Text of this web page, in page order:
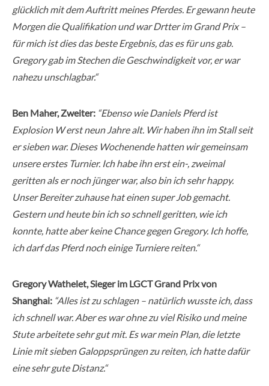
glücklich mit dem Auftritt meines Pferdes. Er gewann heute
Morgen die Qualifikation und war Drtter im Grand Prix –
für mich ist dies das beste Ergebnis, das es für uns gab.
Gregory gab im Stechen die Geschwindigkeit vor, er war
nahezu unschlagbar.“
Ben Maher, Zweiter: “Ebenso wie Daniels Pferd ist
Explosion W erst neun Jahre alt. Wir haben ihn im Stall seit
er sieben war. Dieses Wochenende hatten wir gemeinsam
unsere erstes Turnier. Ich habe ihn erst ein-, zweimal
geritten als er noch jünger war, also bin ich sehr happy.
Unser Bereiter zuhause hat einen super Job gemacht.
Gestern und heute bin ich so schnell geritten, wie ich
konnte, hatte aber keine Chance gegen Gregory. Ich hoffe,
ich darf das Pferd noch einige Turniere reiten.“
Gregory Wathelet, Sieger im LGCT Grand Prix von
Shanghai: “Alles ist zu schlagen – natürlich wusste ich, dass
ich schnell war. Aber es war ohne zu viel Risiko und meine
Stute arbeitete sehr gut mit. Es war mein Plan, die letzte
Linie mit sieben Galoppsprüngen zu reiten, ich hatte dafür
eine sehr gute Distanz.“